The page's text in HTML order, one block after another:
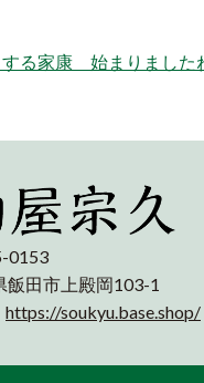
する家康 始まりました
0153
飯田市上殿岡103-1
https://soukyu.base.shop/